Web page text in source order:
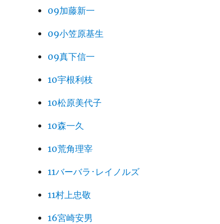
09加藤新一
09小笠原基生
09真下信一
10宇根利枝
10松原美代子
10森一久
10荒角理宰
11バーバラ･レイノルズ
11村上忠敬
16宮崎安男